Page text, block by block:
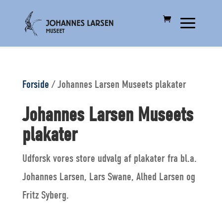
Forside /Johannes Larsen Museets plakater
Johannes Larsen Museets
plakater
Udforsk vores store udvalg af plakater fra bl.a.
Johannes Larsen, Lars Swane, Alhed Larsen og
Fritz Syberg.